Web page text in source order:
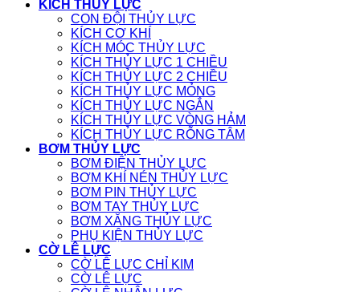
KÍCH THỦY LỰC
CON ĐỘI THỦY LỰC
KÍCH CƠ KHÍ
KÍCH MÓC THỦY LỰC
KÍCH THỦY LỰC 1 CHIỀU
KÍCH THỦY LỰC 2 CHIỀU
KÍCH THỦY LỰC MỎNG
KÍCH THỦY LỰC NGẮN
KÍCH THỦY LỰC VÒNG HẢM
KÍCH THỦY LỰC RỖNG TÂM
BƠM THỦY LỰC
BƠM ĐIỆN THỦY LỰC
BƠM KHÍ NÉN THỦY LỰC
BƠM PIN THỦY LỰC
BƠM TAY THỦY LỰC
BƠM XĂNG THỦY LỰC
PHỤ KIỆN THỦY LỰC
CỜ LÊ LỰC
CỜ LÊ LỰC CHỈ KIM
CỜ LÊ LỰC